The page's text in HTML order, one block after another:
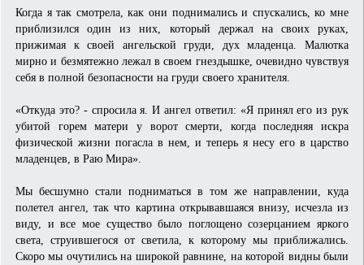
Когда я так смотрела, как они поднимались и спускались, ко мне
приблизился один из них, который держал на своих руках,
прижимая к своей ангельской груди, дух младенца. Малютка
мирно и безмятежно лежал в своем гнездышке, очевидно чувствуя
себя в полной безопасности на груди своего хранителя.
«Откуда это? - спросила я. И ангел ответил: «Я принял его из рук
убитой горем матери у ворот смерти, когда последняя искра
физической жизни погасла в нем, и теперь я несу его в царство
младенцев, в Раю Мира».
Мы бесшумно стали подниматься в том же направлении, куда
полетел ангел, так что картина открывавшаяся внизу, исчезла из
виду, и все мое существо было поглощено созерцанием яркого
света, струившегося от светила, к которому мы приближались.
Скоро мы очутились на широкой равнине, на которой видны были